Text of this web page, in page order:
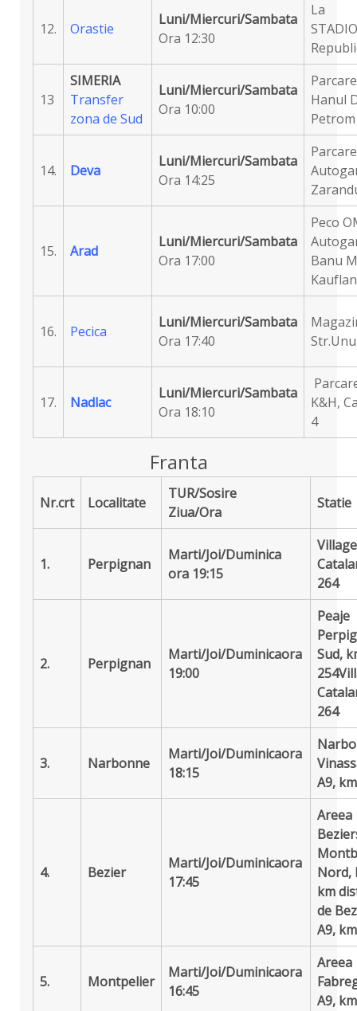
12. Orastie
Luni/Miercuri/Sambata
Ora 12:30
La
13
SIMERIA
Transfer
zona de Sud
Luni/Miercuri/Sambata
Ora 10:00
Hanul
Petrom
14. Deva
Luni/Miercuri/Sambata
Ora 14:25
15. Arad
Luni/Miercuri/Sambata
Ora 17:00
Peco
Banu
16. Pecica
Luni/Miercuri/Sambata
Ora 17:40
17. Nadlac
Luni/Miercuri/Sambata
Ora 18:10
K&H,
4
Franta
Nr.crt Localitate
TUR/Sosire
Ziua/Ora
Statie
1. Perpignan
Marti/Joi/Duminica
ora 19:15
Village
264
2. Perpignan
Marti/Joi/Duminicaora
19:00
Peaje
Sud,
254
264
3. Narbonne
Marti/Joi/Duminicaora
18:15
A9,
4. Bezier
Marti/Joi/Duminicaora
17:45
Areea
Nord,
km
de
A9,
5. Montpelier
Marti/Joi/Duminicaora
16:45
Areea
A9,